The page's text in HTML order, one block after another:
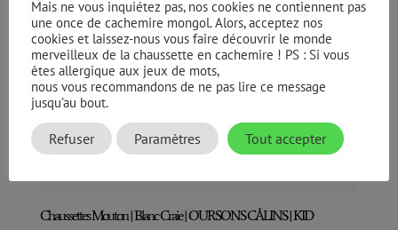
Chaussettes Mouton | Blanc Craie | OURSONS CÂLINS | KID
Mais ne vous inquiétez pas, nos cookies ne contiennent pas
une once de cachemire mongol. Alors, acceptez nos
cookies et laissez-nous vous faire découvrir le monde
merveilleux de la chaussette en cachemire ! PS : Si vous
êtes allergique aux jeux de mots,
nous vous recommandons de ne pas lire ce message
jusqu'au bout.
Refuser Paramètres Tout accepter